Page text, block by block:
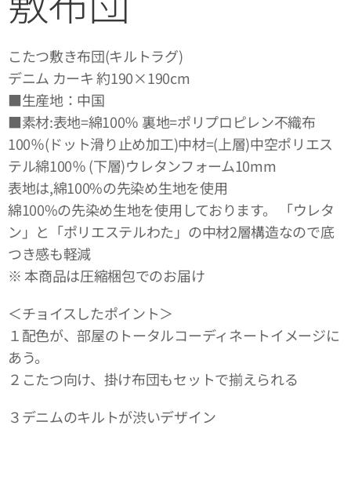
こたつ敷き布団(キルトラグ)
デニム カーキ 約190×190cm
■生産地：中国
■素材:表地=綿100％ 裏地=ポリプロピレン不織布
100％(ドット滑り止め加工)中材=(上層)中空ポリエス
テル綿100％ (下層)ウレタンフォーム10mm
表地は,綿100%の先染め生地を使用
綿100%の先染め生地を使用しております。 「ウレタ
ン」と「ポリエステルわた」の中材2層構造なので底
つき感も軽減
※ 本商品は圧縮梱包でのお届け
＜チョイスしたポイント＞
１配色が、部屋のトータルコーディネートイメージに
あう。
２こたつ向け、掛け布団もセットで揃えられる
３デニムのキルトが渋いデザイン